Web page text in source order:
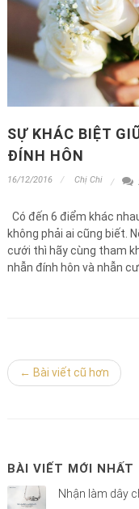
SỰ KHÁC BIỆT
ĐÍNH HÔN
16/12/2016 Chị Chi
Có đến 6 điểm khác
không phải ai cũng biết.
cưới thì hãy cùng tham
nhẫn đính hôn và nhẫn
← Bài viết cũ hơn
BÀI VIẾT MỚI NHẤT
Nhận làm dây